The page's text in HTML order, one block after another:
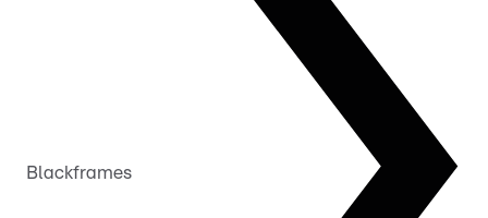
Blackframes